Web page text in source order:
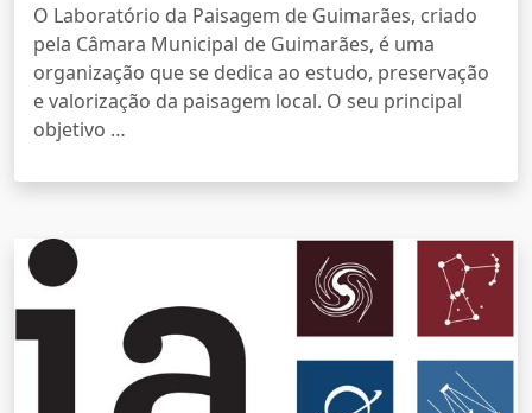
O Laboratório da Paisagem de Guimarães, criado
pela Câmara Municipal de Guimarães, é uma
organização que se dedica ao estudo, preservação
e valorização da paisagem local. O seu principal
objetivo …